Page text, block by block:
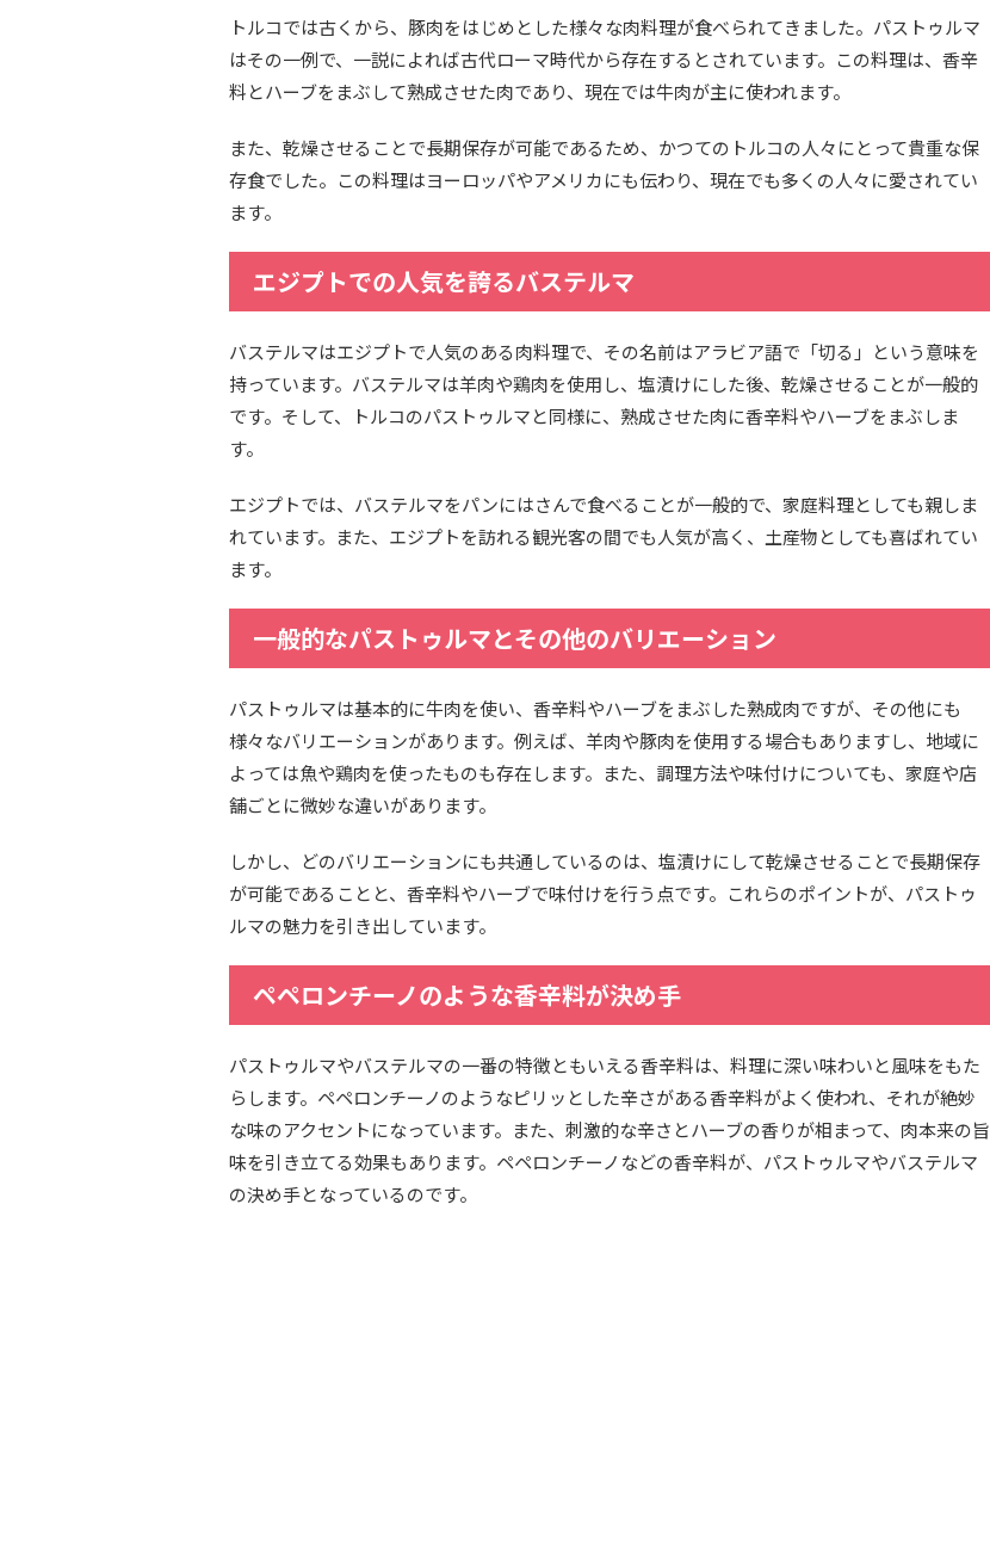
トルコでは古くから、豚肉をはじめとした様々な肉料理が食べられてきました。パストゥルマ
はその一例で、一説によれば古代ローマ時代から存在するとされています。この料理は、香辛
料とハーブをまぶして熟成させた肉であり、現在では牛肉が主に使われます。
また、乾燥させることで長期保存が可能であるため、かつてのトルコの人々にとって貴重な保
存食でした。この料理はヨーロッパやアメリカにも伝わり、現在でも多くの人々に愛されてい
ます。
エジプトでの人気を誇るバステルマ
バステルマはエジプトで人気のある肉料理で、その名前はアラビア語で「切る」という意味を
持っています。バステルマは羊肉や鶏肉を使用し、塩漬けにした後、乾燥させることが一般的
です。そして、トルコのパストゥルマと同様に、熟成させた肉に香辛料やハーブをまぶしま
す。
エジプトでは、バステルマをパンにはさんで食べることが一般的で、家庭料理としても親しま
れています。また、エジプトを訪れる観光客の間でも人気が高く、土産物としても喜ばれてい
ます。
一般的なパストゥルマとその他のバリエーション
パストゥルマは基本的に牛肉を使い、香辛料やハーブをまぶした熟成肉ですが、その他にも
様々なバリエーションがあります。例えば、羊肉や豚肉を使用する場合もありますし、地域に
よっては魚や鶏肉を使ったものも存在します。また、調理方法や味付けについても、家庭や店
舗ごとに微妙な違いがあります。
しかし、どのバリエーションにも共通しているのは、塩漬けにして乾燥させることで長期保存
が可能であることと、香辛料やハーブで味付けを行う点です。これらのポイントが、パストゥ
ルマの魅力を引き出しています。
ペペロンチーノのような香辛料が決め手
パストゥルマやバステルマの一番の特徴ともいえる香辛料は、料理に深い味わいと風味をもた
らします。ペペロンチーノのようなピリッとした辛さがある香辛料がよく使われ、それが絶妙
な味のアクセントになっています。また、刺激的な辛さとハーブの香りが相まって、肉本来の旨
味を引き立てる効果もあります。ペペロンチーノなどの香辛料が、パストゥルマやバステルマ
の決め手となっているのです。